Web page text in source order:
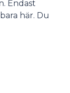
Endast
här. Du